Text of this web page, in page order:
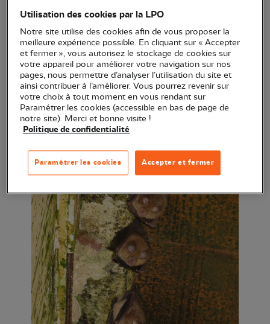
travers les âges. Vous comprendrez leur biologie,
leur cycle de vie et les menaces qui pèsent sur
elles.
A la tombée de la nuit, au bord de l’eau, si vous
vous faites discrets peut-être aurez-vous la chance
de les entendre…
Utilisation des cookies par la LPO
Notre site utilise des cookies afin de vous proposer la
meilleure expérience possible. En cliquant sur « Accepter
et fermer », vous autorisez le stockage de cookies sur
votre appareil pour améliorer votre navigation sur nos
pages, nous permettre d’analyser l’utilisation du site et
ainsi contribuer à l’améliorer. Vous pourrez revenir sur
votre choix à tout moment en vous rendant sur
Paramétrer les cookies (accessible en bas de page de
notre site). Merci et bonne visite !
Politique de confidentialité
Accepter et fermer
Paramétrer les cookies